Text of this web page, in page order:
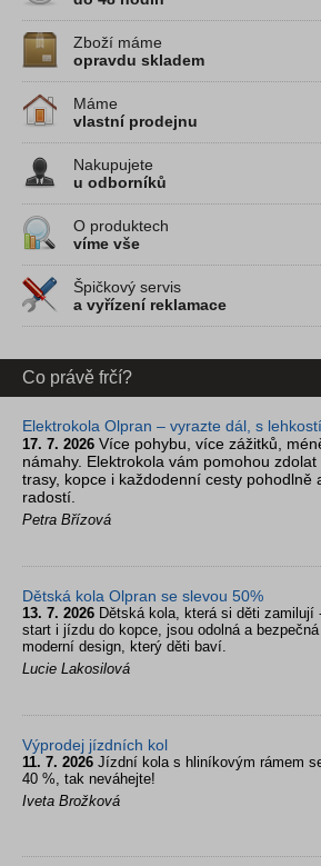
Zboží máme
opravdu skladem
Máme
vlastní prodejnu
Nakupujete
u odborníků
O produktech
víme vše
Špičkový servis
a vyřízení reklamace
Co právě frčí?
Elektrokola Olpran – vyrazte dál, s
17. 7. 2026 Více pohybu, více zážitků,
námahy. Elektrokola vám pomohou zdolat
trasy, kopce i každodenní cesty pohodlně
radostí.
Petra Břízová
Dětská kola Olpran se slevou 50%
13. 7. 2026 Dětská kola, která si děti zamilují
start i jízdu do kopce, jsou odolná a
moderní design, který děti baví.
Lucie Lakosilová
Výprodej jízdních kol
11. 7. 2026 Jízdní kola s hliníkovým rámem
40 %, tak neváhejte!
Iveta Brožková